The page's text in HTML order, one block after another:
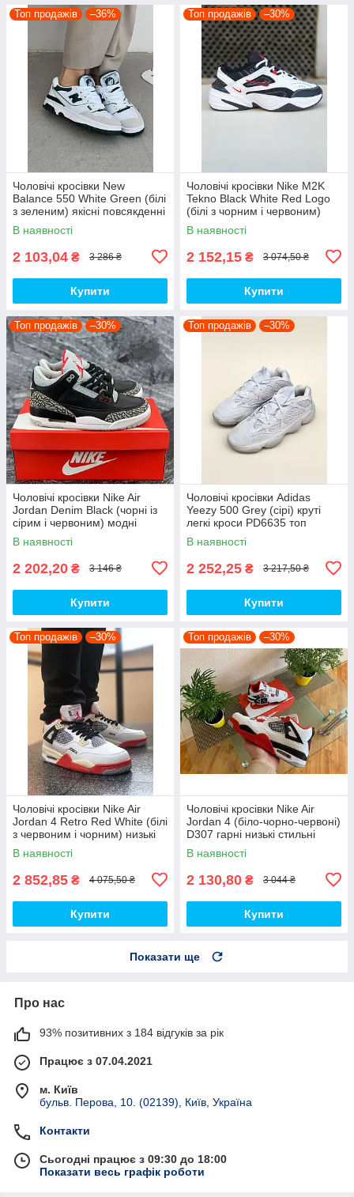
Топ продажів –36%
Чоловічі кросівки New
Balance 550 White Green (білі
з зеленим) якісні повсякденні
кроси NB020 top
В наявності
2 103,04 ₴ 3 286 ₴
Купити
Топ продажів –30%
Чоловічі кросівки Nike M2K
Tekno Black White Red Logo
(білі з чорним і червоним)
спортивні демі кроси PD7430
топ
В наявності
2 152,15 ₴ 3 074,50 ₴
Купити
Топ продажів –30%
Чоловічі кросівки Nike Air
Jordan Denim Black (чорні із
сірим і червоним) модні
демісезонні кроси PD7043
топ
В наявності
2 202,20 ₴ 3 146 ₴
Купити
Топ продажів –30%
Чоловічі кросівки Adidas
Yeezy 500 Grey (сірі) круті
легкі кроси PD6635 топ
В наявності
2 252,25 ₴ 3 217,50 ₴
Купити
Топ продажів –30%
Чоловічі кросівки Nike Air
Jordan 4 Retro Red White (білі
з червоним і чорним) низькі
демі кроси PD7361 топ
В наявності
2 852,85 ₴ 4 075,50 ₴
Купити
Топ продажів –30%
Чоловічі кросівки Nike Air
Jordan 4 (біло-чорно-червоні)
D307 гарні низькі стильні
кроси топ
В наявності
2 130,80 ₴ 3 044 ₴
Купити
Показати ще
Про нас
93% позитивних з 184 відгуків за рік
Працює з 07.04.2021
м. Київ
бульв. Перова, 10. (02139), Київ, Україна
Контакти
Сьогодні працює з 09:30 до 18:00
Показати весь графік роботи